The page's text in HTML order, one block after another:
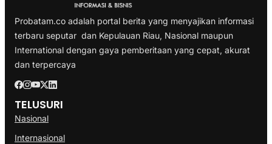
Probatam.co adalah portal berita yang menyajikan informasi
terbaru seputar dan Kepulauan Riau, Nasional maupun
International dengan gaya pemberitaan yang cepat, akurat
dan terpercaya
TELUSURI
Nasional
Internasional